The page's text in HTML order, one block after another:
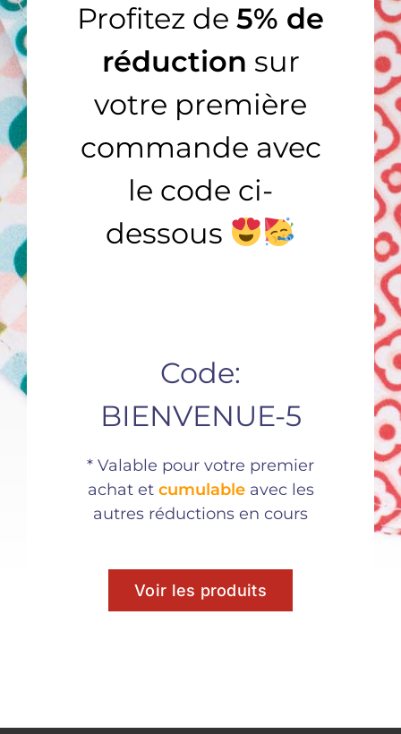
Le Classique – orange
Classique
AJOUTER AU PANIER
/
DÉTAILS
Le Classique – bleu
Classique, COLLECTION HOMME
AJOUTER AU PANIER
/
DÉTAILS
Profitez de 5% de
réduction sur
votre première
commande avec
le code ci-
dessous
Code:
BIENVENUE-5
* Valable pour votre premier
achat et cumulableavec les
autres réductions en cours
Voir les produits